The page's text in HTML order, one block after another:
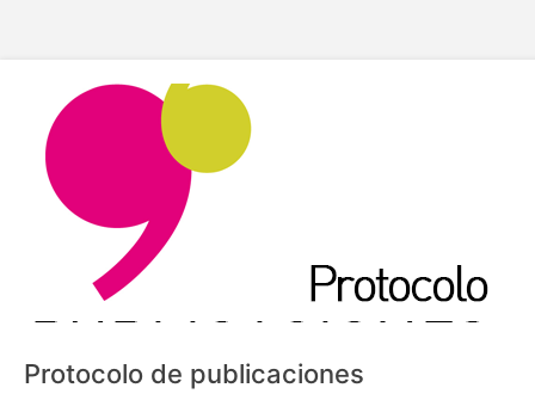
Protocolo de publicaciones